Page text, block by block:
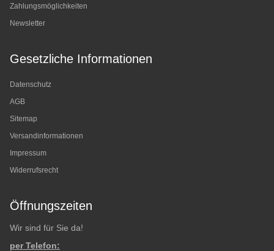
Zahlungsmöglichkeiten
Newsletter
Gesetzliche Informationen
Datenschutz
AGB
Sitemap
Versandinformationen
Impressum
Widerrufsrecht
Öffnungszeiten
Wir sind für Sie da!
per Telefon: